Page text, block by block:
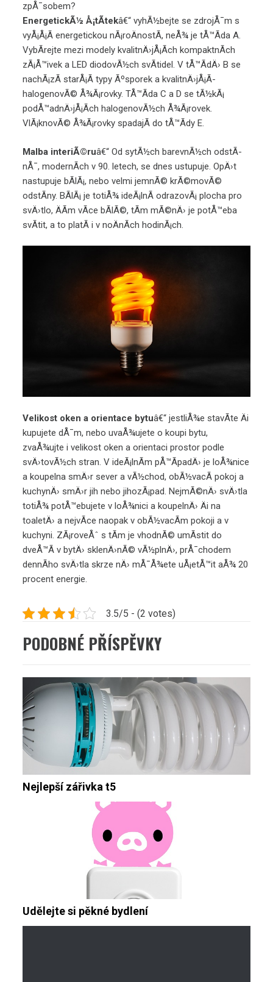
zpÅ¯sobem?
EnergetickÃ½ Å¡tÃ­tekâ€“ vyhÃ½bejte se zdrojÅ¯m s
vyÅ¡Å¡Ã­ energetickou nÃ¡roÄnostÃ­, neÅ¾ je tÅ™Ã­da A.
VybÃ­rejte mezi modely kvalitnÄ›jÅ¡Ã­ch kompaktnÃ­ch
zÃ¡Å™ivek a LED diodovÃ½ch svÃ­tidel. V tÅ™Ã­dÄ› B se
nachÃ¡zÃ­ starÅ¡Ã­ typy Ãºsporek a kvalitnÄ›jÅ¡Ã­
halogenovÃ© Å¾Ã¡rovky. TÅ™Ã­da C a D se tÃ½kÃ¡
podÅ™adnÄ›jÅ¡Ã­ch halogenovÃ½ch Å¾Ã¡rovek.
VlÃ¡knovÃ© Å¾Ã¡rovky spadajÃ­ do tÅ™Ã­dy E.
Malba interiÃ©ruâ€“ Od sytÃ½ch barevnÃ½ch odstÃ­
nÅ¯, modernÃ­ch v 90. letech, se dnes ustupuje. OpÄ›t
nastupuje bÃ­lÃ¡, nebo velmi jemnÃ© krÃ©movÃ©
odstÃ­ny. BÃ­lÃ¡ je totiÅ¾ ideÃ¡lnÃ­ odrazovÃ¡ plocha pro
svÄ›tlo, ÄÃ­m vÃ­ce bÃ­lÃ©, tÃ­m mÃ©nÄ› je potÅ™eba
svÃ­tit, a to platÃ­ i v noÄnÃ­ch hodinÃ¡ch.
Velikost oken a orientace bytuâ€“ jestliÅ¾e stavÃ­te Äi
kupujete dÅ¯m, nebo uvaÅ¾ujete o koupi bytu,
zvaÅ¾ujte i velikost oken a orientaci prostor podle
svÄ›tovÃ½ch stran. V ideÃ¡lnÃ­m pÅ™Ã­padÄ› je loÅ¾nice
a koupelna smÄ›r sever a vÃ½chod, obÃ½vacÃ­ pokoj a
kuchynÄ› smÄ›r jih nebo jihozÃ¡pad. NejmÃ©nÄ› svÄ›tla
totiÅ¾ potÅ™ebujete v loÅ¾nici a koupelnÄ› Äi na
toaletÄ› a nejvÃ­ce naopak v obÃ½vacÃ­m pokoji a v
kuchyni. ZÃ¡roveÅˆ s tÃ­m je vhodnÃ© umÃ­stit do
dveÅ™Ã­ v bytÄ› sklenÄ›nÃ© vÃ½plnÄ›, prÅ¯chodem
dennÃ­ho svÄ›tla skrze nÄ› mÅ¯Å¾ete uÅ¡etÅ™it aÅ¾ 20
procent energie.
3.5/5 - (2 votes)
PODOBNÉ PŘÍSPĚVKY
Nejlepší zářivka t5
Udělejte si pěkné bydlení